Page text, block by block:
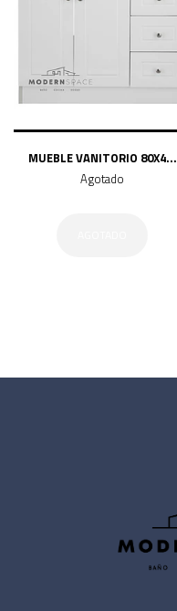
MUEBLE VANITORIO 80X4...
Agotado